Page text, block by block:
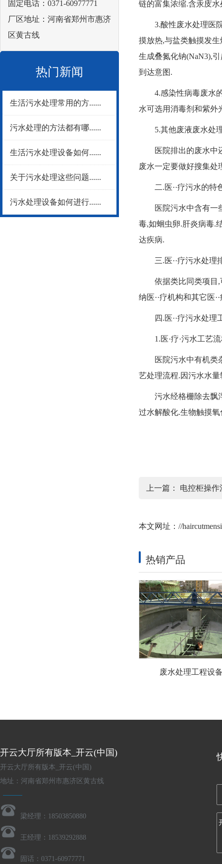
固定电话：0371-60977771
厂区地址：河南省郑州市惠济
区黄古线
热门新闻
生活污水处理常用的方......
污水处理的方法都有哪......
生活污水处理设备如何......
关于污水处理这些问题......
污水处理设备如何进行......
链的富集浓缩.含汞庋
3.酸性废水处理医院
摸放热,与盐类触摸发
生成叠氮化钠(NaN3),
到达意图.
4.感染性病毒废水的
水可选用消毒剂和紫外
5.其他废液废水处
医院排出的废水中还
废水一定要做好搜集处
二.医··疗污水的特
医院污水中含有一些
毒,如蛔虫卵.肝炎病毒.
达疾病.
三.医··疗污水处理
依据类比同类项目,可
纳医··疗机构和其它医
四.医··疗污水处理
1.医·疗·污水工艺流
医院污水中有机类杂
艺处理流程.因污水水
污水经格栅除去飘浮
过水解酸化.生物触摸
上一篇： 电控柜操作
本文网址： //
热销产品
废水处理工程设
开云大厅所有版本_开云(中国)
开云大厅所有版本_开云(中国)
地址：河南省郑州市惠济区黄古线
梁经理：18503850880
王经理：18539292888
固话：0371-60977771